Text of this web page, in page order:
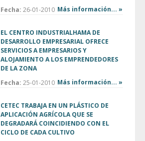
Fecha: 26-01-2010 Más información... »
EL CENTRO INDUSTRIALHAMA DE
DESARROLLO EMPRESARIAL OFRECE
SERVICIOS A EMPRESARIOS Y
ALOJAMIENTO A LOS EMPRENDEDORES
DE LA ZONA
Fecha: 25-01-2010 Más información... »
CETEC TRABAJA EN UN PLÁSTICO DE
APLICACIÓN AGRÍCOLA QUE SE
DEGRADARÁ COINCIDIENDO CON EL
CICLO DE CADA CULTIVO